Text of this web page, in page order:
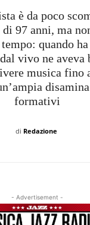
è da poco
di 97 anni, ma
quando ha
vivo ne aveva
musica fino
formativi
di Redazione
- Advertisement -